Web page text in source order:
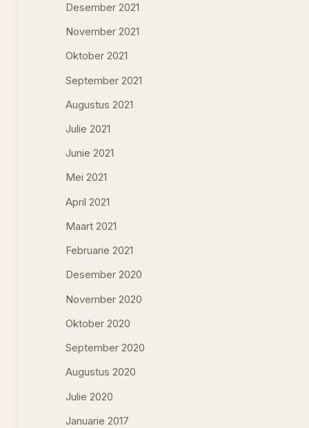
Desember 2021
November 2021
Oktober 2021
September 2021
Augustus 2021
Julie 2021
Junie 2021
Mei 2021
April 2021
Maart 2021
Februarie 2021
Desember 2020
November 2020
Oktober 2020
September 2020
Augustus 2020
Julie 2020
Januarie 2017